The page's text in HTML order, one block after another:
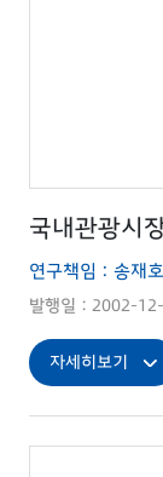
국내관광시
연구책임 : 송재호
발행일 : 2002-
자세히보기